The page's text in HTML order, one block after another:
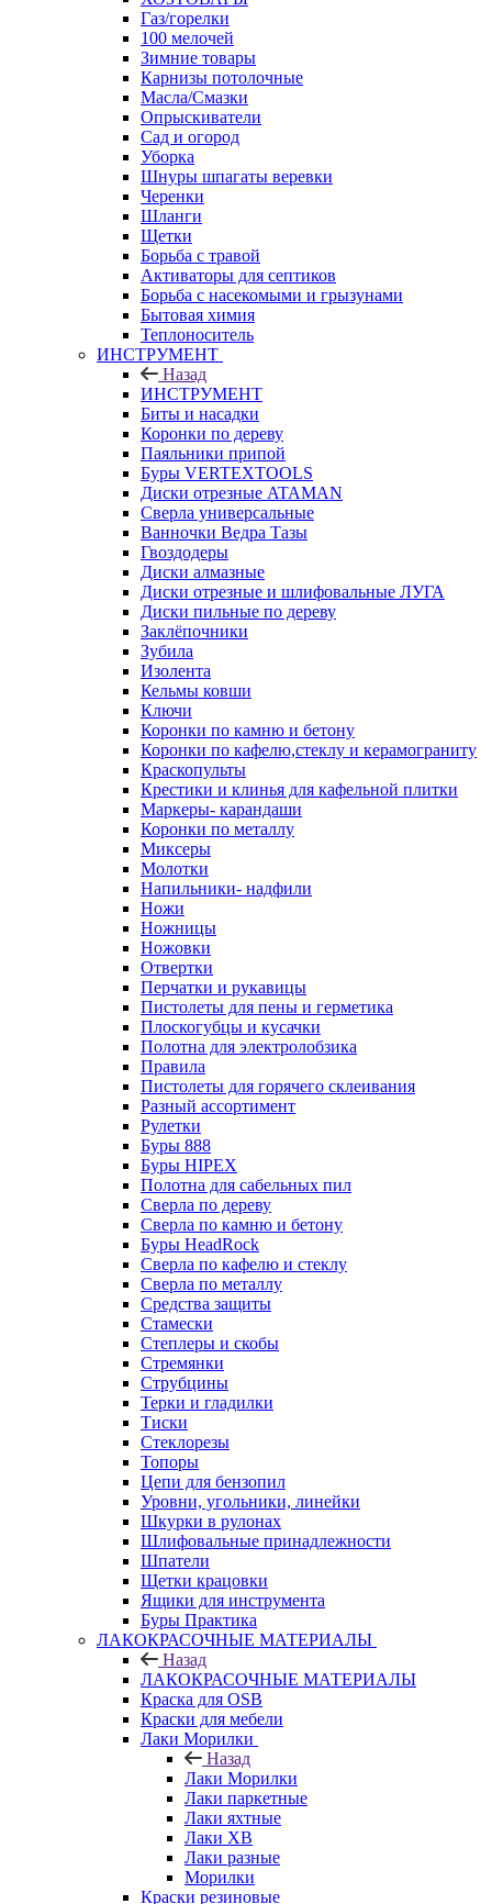
Газ/горелки
100 мелочей
Зимние товары
Карнизы потолочные
Масла/Смазки
Опрыскиватели
Сад и огород
Уборка
Шнуры шпагаты веревки
Черенки
Шланги
Щетки
Борьба с травой
Активаторы для септиков
Борьба с насекомыми и грызунами
Бытовая химия
Теплоноситель
ИНСТРУМЕНТ
Назад
ИНСТРУМЕНТ
Биты и насадки
Коронки по дереву
Паяльники припой
Буры VERTEXTOOLS
Диски отрезные ATAMAN
Сверла универсальные
Ванночки Ведра Тазы
Гвоздодеры
Диски алмазные
Диски отрезные и шлифовальные ЛУГА
Диски пильные по дереву
Заклёпочники
Зубила
Изолента
Кельмы ковши
Ключи
Коронки по камню и бетону
Коронки по кафелю,стеклу и керамограниту
Краскопульты
Крестики и клинья для кафельной плитки
Маркеры- карандаши
Коронки по металлу
Миксеры
Молотки
Напильники- надфили
Ножи
Ножницы
Ножовки
Отвертки
Перчатки и рукавицы
Пистолеты для пены и герметика
Плоскогубцы и кусачки
Полотна для электролобзика
Правила
Пистолеты для горячего склеивания
Разный ассортимент
Рулетки
Буры 888
Буры HIPEX
Полотна для сабельных пил
Сверла по дереву
Сверла по камню и бетону
Буры HeadRock
Сверла по кафелю и стеклу
Сверла по металлу
Средства защиты
Стамески
Степлеры и скобы
Стремянки
Струбцины
Терки и гладилки
Тиски
Стеклорезы
Топоры
Цепи для бензопил
Уровни, угольники, линейки
Шкурки в рулонах
Шлифовальные принадлежности
Шпатели
Щетки крацовки
Ящики для инструмента
Буры Практика
ЛАКОКРАСОЧНЫЕ МАТЕРИАЛЫ
Назад
ЛАКОКРАСОЧНЫЕ МАТЕРИАЛЫ
Краска для OSB
Краски для мебели
Лаки Морилки
Назад
Лаки Морилки
Лаки паркетные
Лаки яхтные
Лаки ХВ
Лаки разные
Морилки
Краски резиновые